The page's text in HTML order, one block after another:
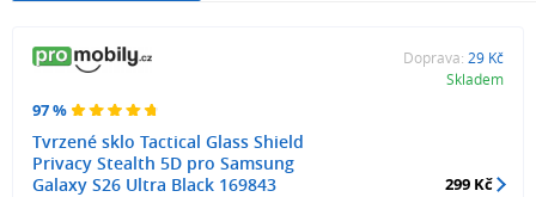
97 %
Tvrzené sklo Tactical Glass Shield
Privacy Stealth 5D pro Samsung
Galaxy S26 Ultra Black 169843
Doprava: 29 Kč
Skladem
299 Kč